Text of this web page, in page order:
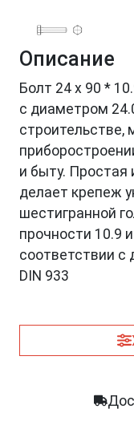
Описание
Болт 24 х 90 *
с диаметром
строительстве,
и быту. Простая
делает крепеж
шестигранной
прочности 10.9
соответствии
DIN 933